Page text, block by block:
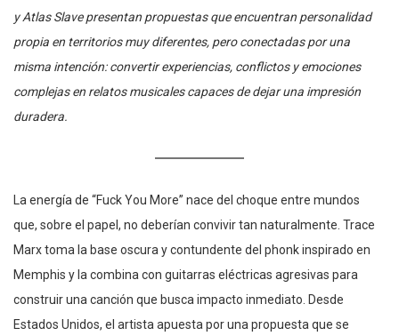
y Atlas Slave presentan propuestas que encuentran personalidad
propia en territorios muy diferentes, pero conectadas por una
misma intención: convertir experiencias, conflictos y emociones
complejas en relatos musicales capaces de dejar una impresión
duradera.
La energía de “Fuck You More” nace del choque entre mundos
que, sobre el papel, no deberían convivir tan naturalmente. Trace
Marx toma la base oscura y contundente del phonk inspirado en
Memphis y la combina con guitarras eléctricas agresivas para
construir una canción que busca impacto inmediato. Desde
Estados Unidos, el artista apuesta por una propuesta que se